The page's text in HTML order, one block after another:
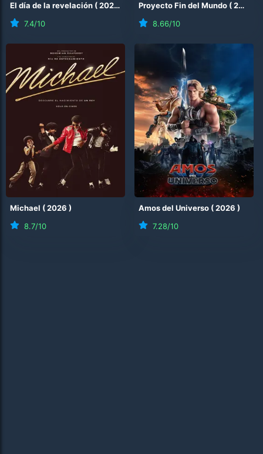
El día de la revelación (2026 )
7.4/10
Proyecto Fin del Mundo (2026
8.66/10
Michael (2026 )
8.7/10
Amos del Universo (2026 )
7.28/10